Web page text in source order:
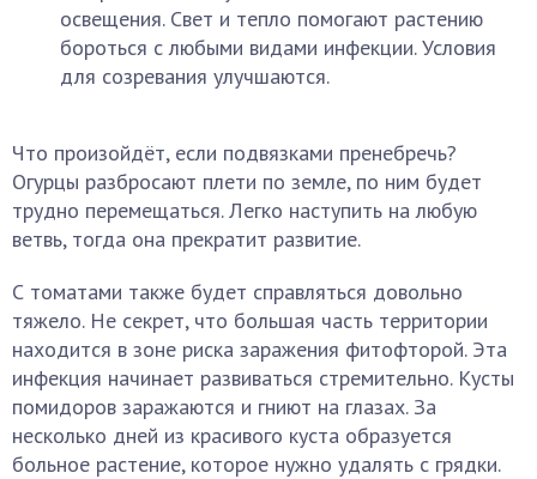
освещения. Свет и тепло помогают растению
бороться с любыми видами инфекции. Условия
для созревания улучшаются.
Что произойдёт, если подвязками пренебречь?
Огурцы разбросают плети по земле, по ним будет
трудно перемещаться. Легко наступить на любую
ветвь, тогда она прекратит развитие.
С томатами также будет справляться довольно
тяжело. Не секрет, что большая часть территории
находится в зоне риска заражения фитофторой. Эта
инфекция начинает развиваться стремительно. Кусты
помидоров заражаются и гниют на глазах. За
несколько дней из красивого куста образуется
больное растение, которое нужно удалять с грядки.